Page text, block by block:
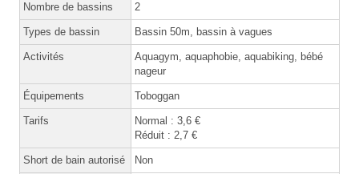
Nombre de bassins 2
Types de bassin Bassin 50m, bassin à vagues
Activités
Aquagym, aquaphobie, aquabiking, bébé
nageur
Équipements Toboggan
Tarifs
Normal : 3,6 €
Réduit : 2,7 €
Short de bain autorisé Non